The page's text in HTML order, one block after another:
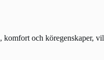
och köregenskaper,